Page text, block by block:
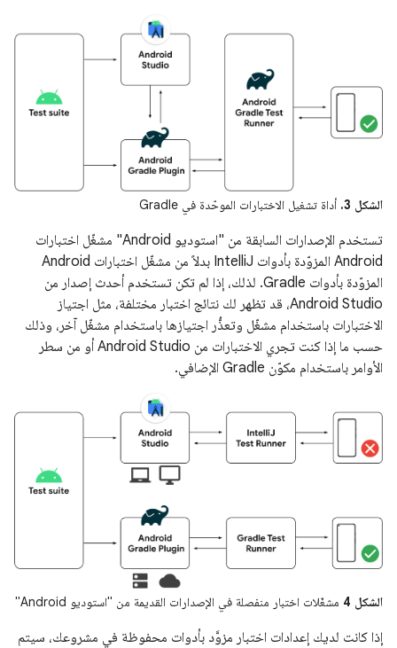
الشكل 3. أداة تشغيل الاختبارات الموحّدة في Gradle
تستخدم الإصدارات السابقة من "استوديو Android" مشغّل اختبارات
Android المزوّدة بأدوات IntelliJ بدلاً من مشغّل اختبارات Android
المزوّدة بأدوات Gradle. لذلك، إذا لم تكن تستخدم أحدث إصدار من
Android Studio، قد تظهر لك نتائج اختبار مختلفة، مثل اجتياز
الاختبارات باستخدام مشغّل وتعذُّر اجتيازها باستخدام مشغّل آخر، وذلك
حسب ما إذا كنت تجري الاختبارات من Android Studio أو من سطر
الأوامر باستخدام مكوّن Gradle الإضافي.
الشكل 4 مشغّلات اختبار منفصلة في الإصدارات القديمة من "استوديو Android"
إذا كانت لديك إعدادات اختبار مزوَّد بأدوات محفوظة في مشروعك، سيتم